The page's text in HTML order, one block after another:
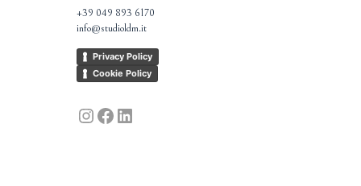
+39 049 893 6170
info@studioldm.it
Privacy Policy
Cookie Policy
Instagram Facebook LinkedIn